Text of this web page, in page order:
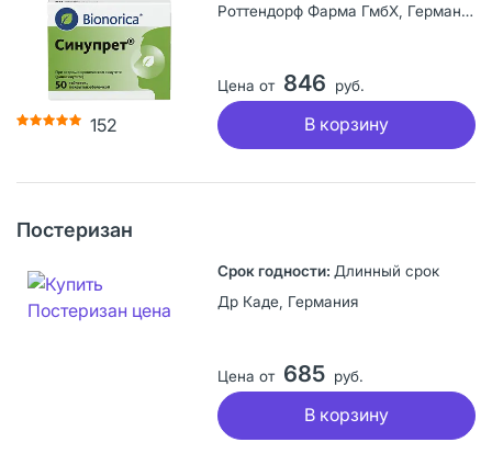
152
Роттендорф Фарма ГмбХ, Германия
Цена от 846 руб.
В корзину
Постеризан
Длинный срок
Др Каде, Германия
Цена от 685 руб.
В корзину